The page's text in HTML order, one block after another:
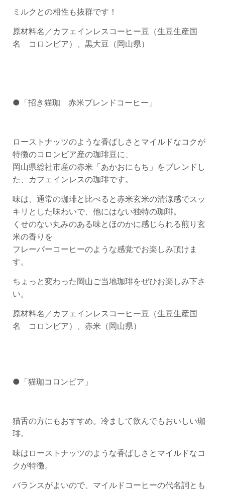
ミルクとの相性も抜群です！
原材料名／カフェインレスコーヒー豆（生豆生産国
名 コロンビア）、黒大豆（岡山県）
●「招き猫珈 赤米ブレンドコーヒー」
ローストナッツのような香ばしさとマイルドなコクが
特徴のコロンビア産の珈琲豆に、
岡山県総社市産の赤米「あかおにもち」をブレンドし
た、カフェインレスの珈琲です。
味は、通常の珈琲と比べると赤米玄米の清涼感でスッ
キリとした味わいで、他にはない独特の珈琲。
くせのない丸みのある味とほのかに感じられる煎り玄
米の香りを
フレーバーコーヒーのような感覚でお楽しみ頂けま
す。
ちょっと変わった岡山ご当地珈琲をぜひお楽しみ下さ
い。
原材料名／カフェインレスコーヒー豆（生豆生産国
名 コロンビア）、赤米（岡山県）
●「猫珈コロンビア」
猫舌の方にもおすすめ。冷まして飲んでもおいしい珈
琲。
味はローストナッツのような香ばしさとマイルドなコ
クが特徴。
バランスがよいので、マイルドコーヒーの代名詞とも